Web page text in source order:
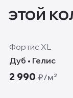
этой
Фортис XL
Дуб • Гелис
2 990 ₽/м²